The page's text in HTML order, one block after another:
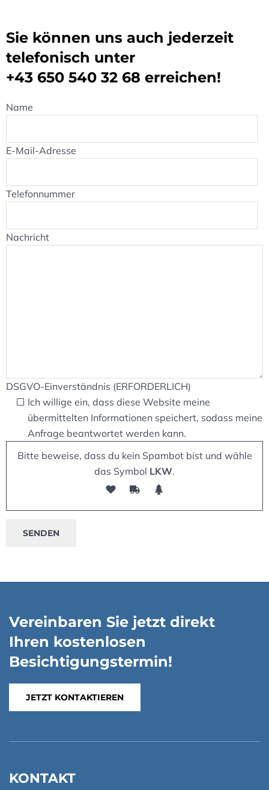
Sie können uns auch jederzeit
telefonisch unter
+43 650 540 32 68 erreichen!
Name
E-Mail-Adresse
Telefonnummer
Nachricht
DSGVO-Einverständnis (ERFORDERLICH)
Ich willige ein, dass diese Website meine
übermittelten Informationen speichert, sodass meine
Anfrage beantwortet werden kann.
Bitte beweise, dass du kein Spambot bist und wähle
das Symbol LKW.
Vereinbaren Sie jetzt direkt
Ihren kostenlosen
Besichtigungstermin!
JETZT KONTAKTIEREN
KONTAKT